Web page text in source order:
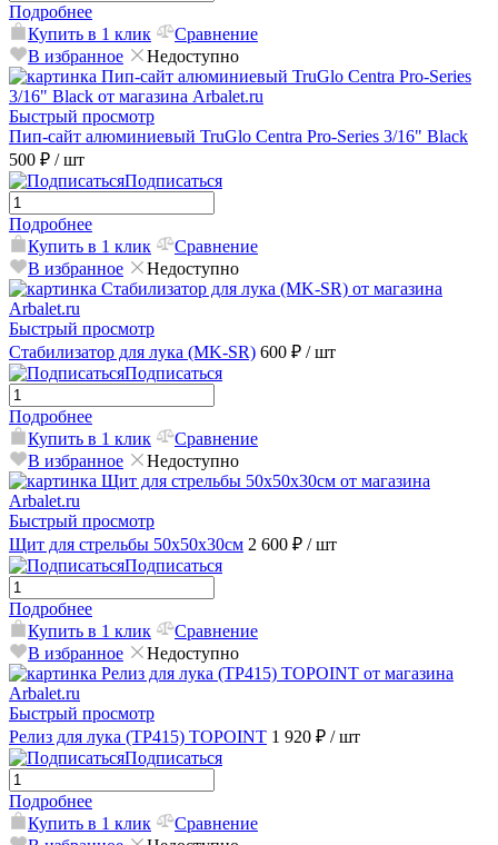
Подробнее
Купить в 1 клик
Сравнение
В избранное
Недоступно
Быстрый просмотр
Пип-сайт алюминиевый TruGlo Centra Pro-Series 3/16" Black
500 ₽ / шт
Подписаться
Подробнее
Купить в 1 клик
Сравнение
В избранное
Недоступно
Быстрый просмотр
Стабилизатор для лука (MK-SR) 600 ₽ / шт
Подписаться
Подробнее
Купить в 1 клик
Сравнение
В избранное
Недоступно
Быстрый просмотр
Щит для стрельбы 50х50х30см 2 600 ₽ / шт
Подписаться
Подробнее
Купить в 1 клик
Сравнение
В избранное
Недоступно
Быстрый просмотр
Релиз для лука (TP415) TOPOINT 1 920 ₽ / шт
Подписаться
Подробнее
Купить в 1 клик
Сравнение